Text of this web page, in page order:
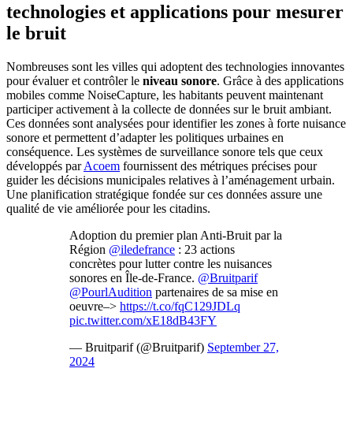
technologies et applications pour mesurer
le bruit
Nombreuses sont les villes qui adoptent des technologies innovantes
pour évaluer et contrôler le niveau sonore. Grâce à des applications
mobiles comme NoiseCapture, les habitants peuvent maintenant
participer activement à la collecte de données sur le bruit ambiant.
Ces données sont analysées pour identifier les zones à forte nuisance
sonore et permettent d’adapter les politiques urbaines en
conséquence. Les systèmes de surveillance sonore tels que ceux
développés parAcoem fournissent des métriques précises pour
guider les décisions municipales relatives à l’aménagement urbain.
Une planification stratégique fondée sur ces données assure une
qualité de vie améliorée pour les citadins.
Adoption du premier plan Anti-Bruit par la
Région @iledefrance : 23 actions
concrètes pour lutter contre les nuisances
sonores en Île-de-France. @Bruitparif
@PourlAudition partenaires de sa mise en
oeuvre–> https://t.co/fqC129JDLq
pic.twitter.com/xE18dB43FY
— Bruitparif (@Bruitparif) September 27,
2024